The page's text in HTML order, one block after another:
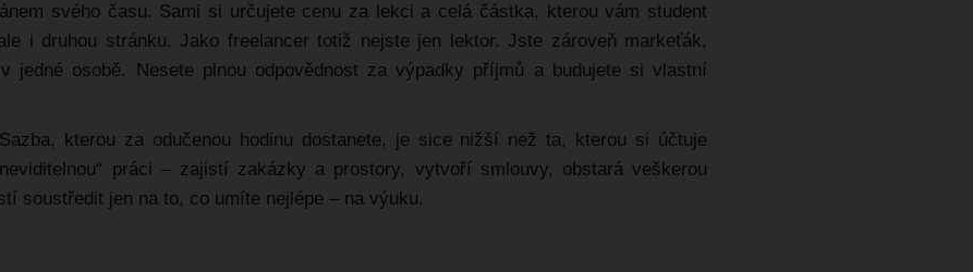
svého času. Sami si určujete cenu za lekci a celá částka, kterou vám student
i druhou stránku. Jako freelancer totiž nejste jen lektor. Jste zároveň markeťák,
jedné osobě.
Nesete plnou odpovědnost za výpadky příjmů a budujete si vlastní
kterou za odučenou hodinu dostanete, je sice nižší než ta, kterou si účtuje
práci – zajistí zakázky a prostory, vytvoří smlouvy, obstará veškerou
soustředit jen na to, co umíte nejlépe – na výuku.